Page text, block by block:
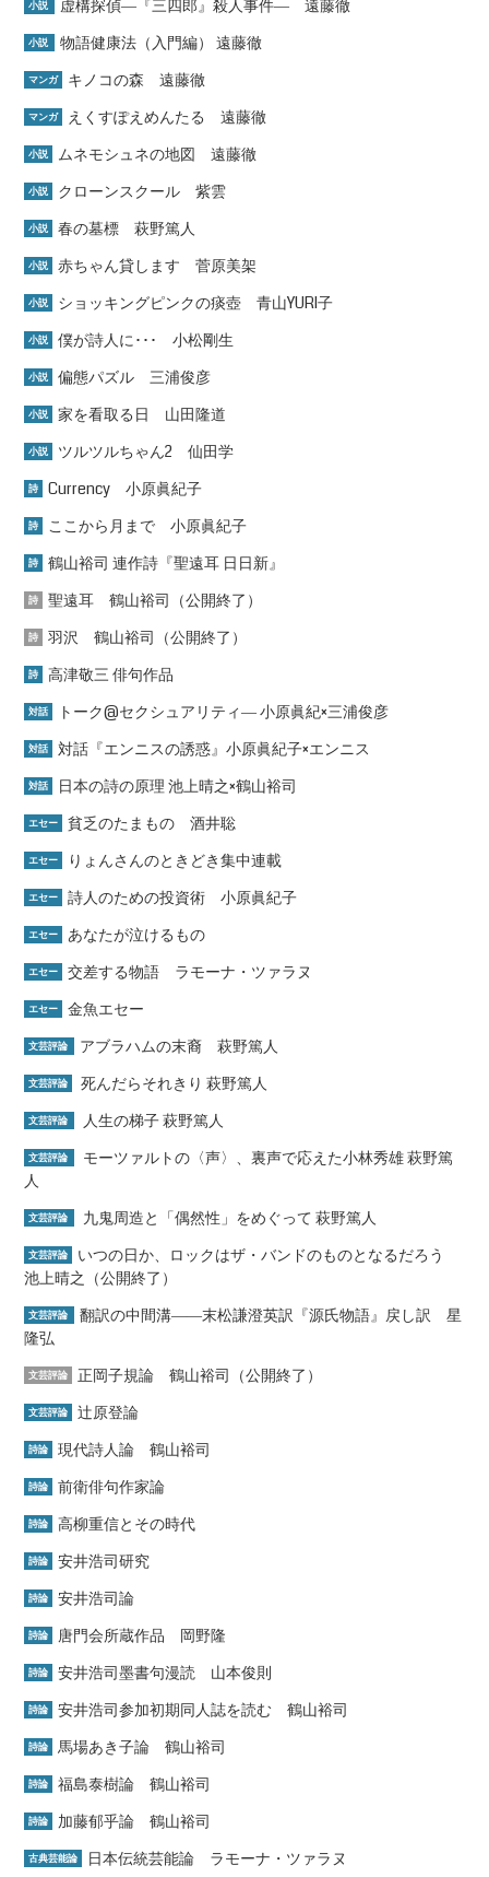
小説 虚構探偵―『三四郎』殺人事件― 遠藤徹
小説 物語健康法（入門編） 遠藤徹
マンガ キノコの森 遠藤徹
マンガ えくすぽえめんたる 遠藤徹
小説 ムネモシュネの地図 遠藤徹
小説 クローンスクール 紫雲
小説 春の墓標 萩野篤人
小説 赤ちゃん貸します 菅原美架
小説 ショッキングピンクの痰壺 青山YURI子
小説 僕が詩人に･･･ 小松剛生
小説 偏態パズル 三浦俊彦
小説 家を看取る日 山田隆道
小説 ツルツルちゃん2 仙田学
詩 Currency 小原眞紀子
詩 ここから月まで 小原眞紀子
詩 鶴山裕司 連作詩『聖遠耳 日日新』
詩 聖遠耳 鶴山裕司（公開終了）
詩 羽沢 鶴山裕司（公開終了）
詩 高津敬三 俳句作品
対話 トーク@セクシュアリティ― 小原眞紀×三浦俊彦
対話 対話『エンニスの誘惑』小原眞紀子×エンニス
対話 日本の詩の原理 池上晴之×鶴山裕司
エセー 貧乏のたまもの 酒井聡
エセー りょんさんのときどき集中連載
エセー 詩人のための投資術 小原眞紀子
エセー あなたが泣けるもの
エセー 交差する物語 ラモーナ・ツァラヌ
エセー 金魚エセー
文芸評論 アブラハムの末裔 萩野篤人
文芸評論 死んだらそれきり 萩野篤人
文芸評論 人生の梯子 萩野篤人
文芸評論
モーツァルトの〈声〉、裏声で応えた小林秀雄 萩野篤
人
文芸評論 九鬼周造と「偶然性」をめぐって 萩野篤人
文芸評論
いつの日か、ロックはザ・バンドのものとなるだろう
池上晴之（公開終了）
文芸評論
翻訳の中間溝――末松謙澄英訳『源氏物語』戻し訳 星
隆弘
文芸評論 正岡子規論 鶴山裕司（公開終了）
文芸評論 辻原登論
詩論 現代詩人論 鶴山裕司
詩論 前衛俳句作家論
詩論 高柳重信とその時代
詩論 安井浩司研究
詩論 安井浩司論
詩論 唐門会所蔵作品 岡野隆
詩論 安井浩司墨書句漫読 山本俊則
詩論 安井浩司参加初期同人誌を読む 鶴山裕司
詩論 馬場あき子論 鶴山裕司
詩論 福島泰樹論 鶴山裕司
詩論 加藤郁乎論 鶴山裕司
古典芸能論 日本伝統芸能論 ラモーナ・ツァラヌ